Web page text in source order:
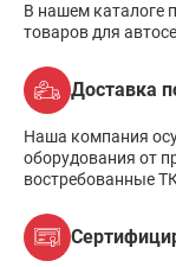
В нашем каталоге
товаров для
Доставка
Наша компания
оборудования от
востребованные